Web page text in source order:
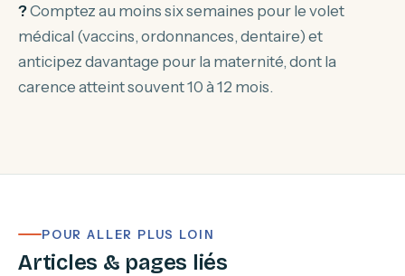
?Comptez au moins six semaines pour le volet
médical (vaccins, ordonnances, dentaire) et
anticipez davantage pour la maternité, dont la
carence atteint souvent 10 à 12 mois.
POUR ALLER PLUS LOIN
Articles & pages liés